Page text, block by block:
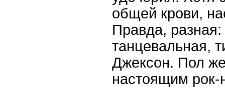
общей крови,
Правда,
танцевальная,
Джексон. Пол
настоящим